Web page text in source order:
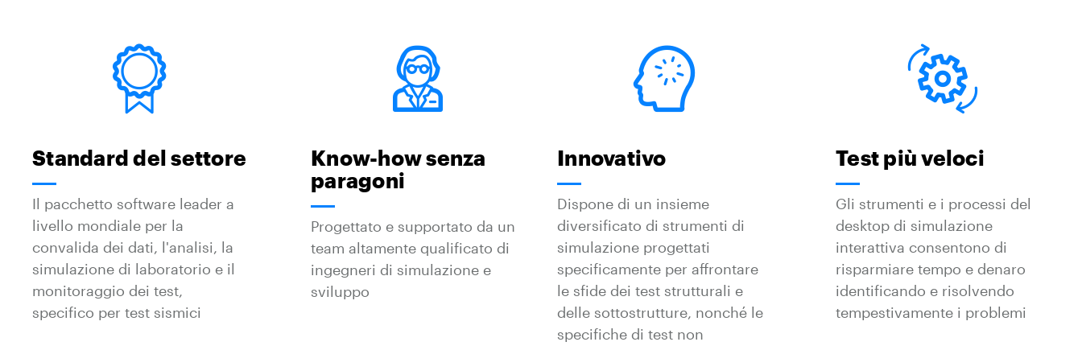
Standard del settore
Il pacchetto software leader a
livello mondiale per la
convalida dei dati, l'analisi, la
simulazione di laboratorio e il
monitoraggio dei test,
specifico per test sismici
Know-how senza
paragoni
Progettato e supportato da un
team altamente qualificato di
ingegneri di simulazione e
sviluppo
Innovativo
Dispone di un insieme
diversificato di strumenti di
simulazione progettati
specificamente per affrontare
le sfide dei test strutturali e
delle sottostrutture, nonché le
specifiche di test non
Test più veloci
Gli strumenti e i processi del
desktop di simulazione
interattiva consentono di
risparmiare tempo e denaro
identificando e risolvendo
tempestivamente i problemi